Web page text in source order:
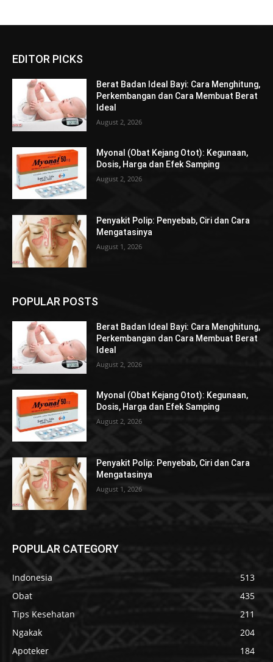
EDITOR PICKS
Berat Badan Ideal Bayi: Cara Menghitung,
Perkembangan dan Cara Membuat Berat
Ideal
August 2, 2026
Myonal (Obat Kejang Otot): Kegunaan,
Dosis, Harga dan Efek Samping
August 2, 2026
Penyakit Polip: Penyebab, Ciri dan Cara
Mengatasinya
August 1, 2026
POPULAR POSTS
Berat Badan Ideal Bayi: Cara Menghitung,
Perkembangan dan Cara Membuat Berat
Ideal
August 2, 2026
Myonal (Obat Kejang Otot): Kegunaan,
Dosis, Harga dan Efek Samping
August 2, 2026
Penyakit Polip: Penyebab, Ciri dan Cara
Mengatasinya
August 1, 2026
POPULAR CATEGORY
Indonesia
513
Obat
435
Tips Kesehatan
211
Ngakak
204
Apoteker
184